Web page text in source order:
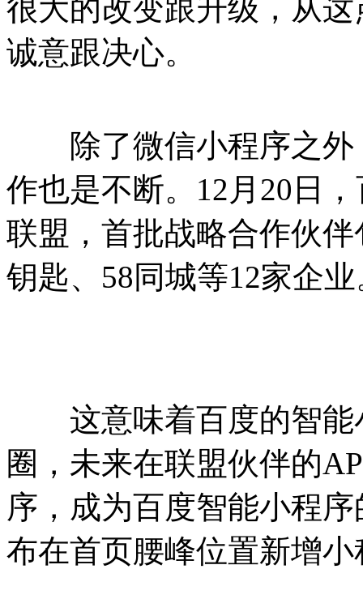
很大的改变跟升级，从
诚意跟决心。
除了微信小程序之外
作也是不断。12月20日
联盟，首批战略合作伙
钥匙、58同城等12家企
这意味着百度的智能
圈，未来在联盟伙伴的
序，成为百度智能小程
布在首页腰峰位置新增